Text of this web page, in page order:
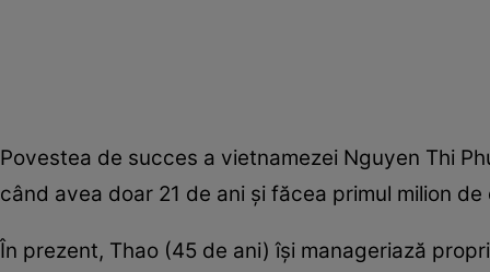
Povestea de succes a vietnamezei Nguyen Thi
când avea doar 21 de ani și făcea primul milion
În prezent, Thao (45 de ani) își manageriază